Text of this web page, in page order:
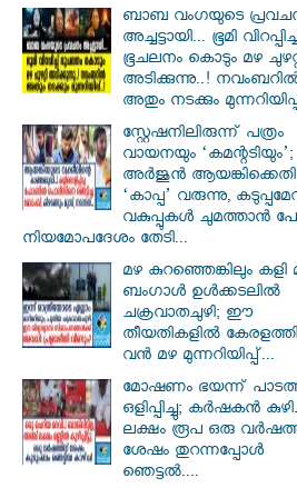
ബാബ വംഗയുടെ
അച്ചട്ടായി... ഭൂമി
ഭൂചലനം കൊടും മഴ
അടിക്കുന്നു..!
അതും നടക്കും
സ്റ്റേഷനിലിരുന്ന് പത്രം
വായനയും ‘കമന്റടിയും’;
അർജുൻ
‘കാപ്പ’ വരുന്നു,
വകുപ്പുകൾ ചുമത്താൻ
നിയമോപദേശം തേടി...
മഴ കുറഞ്ഞെങ്കിലും കളി
ബംഗാൾ ഉൾക്കടലിൽ
ചക്രവാതചുഴി; ഈ
തീയതികളിൽ
വൻ മഴ മുന്നറിയിപ്പ്...
മോഷണം ഭയന്ന്
ഒളിപ്പിച്ചു; കർഷകൻ
ലക്ഷം രൂപ ഒരു
ശേഷം തുറന്നപ്പോൾ
ഞെട്ടൽ....